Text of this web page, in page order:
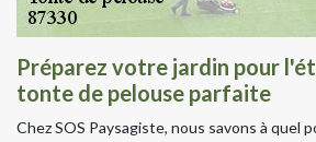
Préparez votre jardin pour
tonte de pelouse parfaite
Chez SOS Paysagiste, nous savons à quel